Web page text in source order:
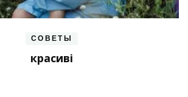
СОВЕТЫ
красиві